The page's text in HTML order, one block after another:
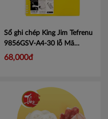
Sổ ghi chép King Jim Tefrenu
9856GSV-A4-30 lỗ Mã
KJ9856
68,000đ